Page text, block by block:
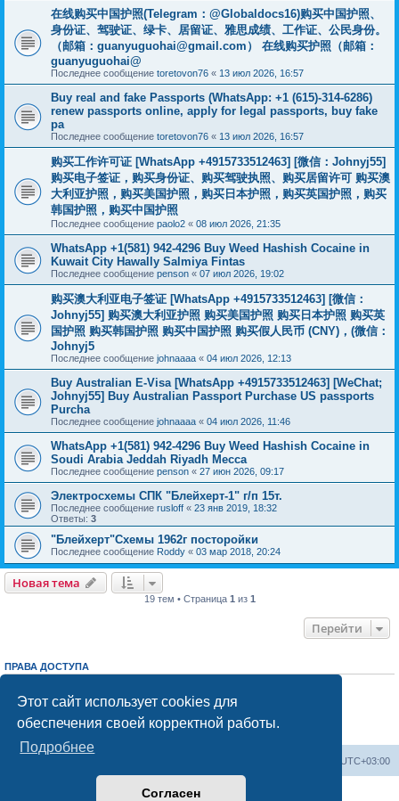
Этот сайт использует cookies для
обеспечения своей корректной работы.
Подробнее
Согласен
在线购买中国护照(Telegram：@Globaldocs16)购买中国护照、
身份证、驾驶证、绿卡、居留证、雅思成绩、工作证、公民身份。
（邮箱： guanyuguohai@gmail.com ） 在线购买护照（邮箱：
guanyuguohai@
Последнее сообщение toretovon76 « 13 июл 2026, 16:57
Buy real and fake Passports (WhatsApp: +1 (615)-314-6286)
renew passports online, apply for legal passports, buy fake
pa
Последнее сообщение toretovon76 « 13 июл 2026, 16:57
购买工作许可证 [WhatsApp +4915733512463] [微信：Johnyj55]
购买电子签证，购买身份证、购买驾驶执照、购买居留许可 购买澳
大利亚护照，购买美国护照，购买日本护照，购买英国护照，购买
韩国护照，购买中国护照
Последнее сообщение paolo2 « 08 июл 2026, 21:35
WhatsApp +1(581) 942-4296 Buy Weed Hashish Cocaine in
Kuwait City Hawally Salmiya Fintas
Последнее сообщение penson « 07 июл 2026, 19:02
购买澳大利亚电子签证 [WhatsApp +4915733512463] [微信：
Johnyj55] 购买澳大利亚护照 购买美国护照 购买日本护照 购买英
国护照 购买韩国护照 购买中国护照 购买假人民币 (CNY)，(微信：
Johnyj5
Последнее сообщение johnaaaa « 04 июл 2026, 12:13
Buy Australian E-Visa [WhatsApp +4915733512463] [WeChat;
Johnyj55] Buy Australian Passport Purchase US passports
Purcha
Последнее сообщение johnaaaa « 04 июл 2026, 11:46
WhatsApp +1(581) 942-4296 Buy Weed Hashish Cocaine in
Soudi Arabia Jeddah Riyadh Mecca
Последнее сообщение penson « 27 июн 2026, 09:17
Электросхемы СПК "Блейхерт-1" г/п 15т.
Последнее сообщение rusloff « 23 янв 2019, 18:32
Ответы: 3
"Блейхерт"Схемы 1962г посторойки
Последнее сообщение Roddy « 03 мар 2018, 20:24
Новая тема
19 тем • Страница 1 из 1
Перейти
ПРАВА ДОСТУПА
Выне можетеотвечать на сообщения
Выне можетередактировать свои сообщения
Выне можетеудалять свои сообщения
добавлять вложения
UTC+03:00
Создано на основеphpBB® Forum Software © phpBB Limited